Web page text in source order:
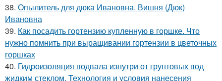
38. Опылитель для дюка Ивановна. Вишня (Дюк)
Ивановна
39. Как посадить гортензию купленную в горшке. Что
нужно помнить при выращивании гортензии в цветочных
горшках
40. Гидроизоляция подвала изнутри от грунтовых вод
жидким стеклом. Технология и условия нанесения